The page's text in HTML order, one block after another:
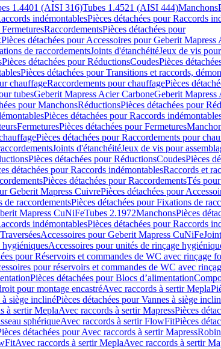
1.4401 (AISI 316)Tubes 1.4521 (AISI 444)Manchons
indémontablesPièces détachées pour Raccords
RaccordementsPièces détachées pour
Pièces détachées pour Accessoires pour Geberit
de raccordementsJoints d'étanchéitéJeux de vis
Pièces détachées pour RéductionsCoudesPièces
Pièces détachées pour Transitions et raccords,
chauffageRaccordements pour chauffagePièces
tubesGeberit Mapress Acier CarboneGeberit Mapress
pour ManchonsRéductionsPièces détachées pour
Pièces détachées pour Raccords
FermeturesPièces détachées pour Fermetures
Pièces détachées pour Raccordements pour
Joints d'étanchéitéJeux de vis pour
Pièces détachées pour RéductionsCoudesPièces
détachées pour Raccords indémontablesRaccords et
Pièces détachées pour RaccordementsTés
Geberit Mapress CuivrePièces détachées pour
de raccordementsPièces détachées pour Fixations de
Mapress CuNiFeTubes 2.1972ManchonsPièces
indémontablesPièces détachées pour Raccords
Accessoires pour Geberit Mapress CuNiFe
hygiéniquesAccessoires pour unités de rinçage
pour Réservoirs et commandes de WC avec rinçage
pour réservoirs et commandes de WC avec
Pièces détachées pour Blocs d’alimentation
pour montage encastréAvec raccords à sertir Mepla
à siège inclinéPièces détachées pour Vannes à siège
à sertir MeplaAvec raccords à sertir MapressPièces
sphériqueAvec raccords à sertir FlowFitPièces
détachées pour Avec raccords à sertir Mapress
Avec raccords à sertir MeplaAvec raccords à sertir